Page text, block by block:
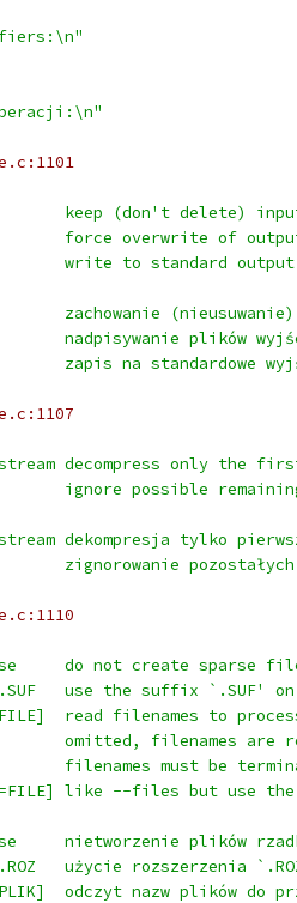
keep (don't delete)
force overwrite of output
write to standard
zachowanie (nieusuwanie)
nadpisywanie plików
zapis na standardowe
decompress only the
ignore possible
dekompresja tylko
pozostałych
do not create sparse files
use the suffix `.SUF' on
read filenames to
filenames are
must be
like --files but use the
nietworzenie plików
użycie rozszerzenia
odczyt nazw plików do